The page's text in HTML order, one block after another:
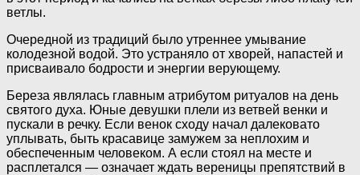
ветлы.
Очередной из традиций было утреннее умывание
колодезной водой. Это устраняло от хворей, напастей и
присваивало бодрости и энергии верующему.
Береза являлась главным атрибутом ритуалов на день
святого духа. Юные девушки плели из ветвей венки и
пускали в речку. Если венок сходу начал далековато
уплывать, быть красавице замужем за неплохим и
обеспеченным человеком. А если стоял на месте и
расплетался — означает ждать вереницы препятствий в